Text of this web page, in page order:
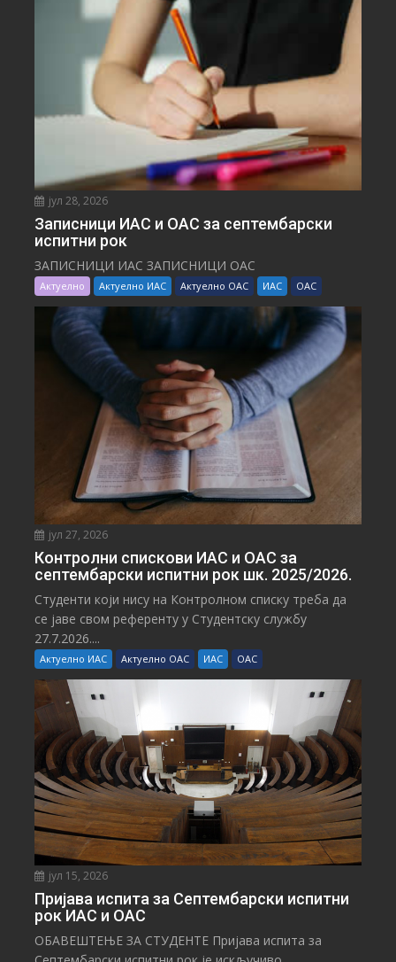
јул 28, 2026
Записници ИАС и ОАС за септембарски
испитни рок
ЗАПИСНИЦИ ИАС ЗАПИСНИЦИ ОАС
Актуелно Актуелно ИАС Актуелно ОАС ИАС ОАС
јул 27, 2026
Контролни спискови ИАС и ОАС за
септембарски испитни рок шк. 2025/2026.
Студенти који нису на Контролном списку треба да
се јаве свом референту у Студентску службу
27.7.2026....
Актуелно ИАС Актуелно ОАС ИАС ОАС
јул 15, 2026
Пријава испита за Септембарски испитни
рок ИАС и ОАС
ОБАВЕШТЕЊЕ ЗА СТУДЕНТЕ Пријава испита за